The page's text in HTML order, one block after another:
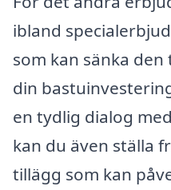
ibland
som kan sänka
din
en tydlig dialog
kan du även ställa
tillägg som kan